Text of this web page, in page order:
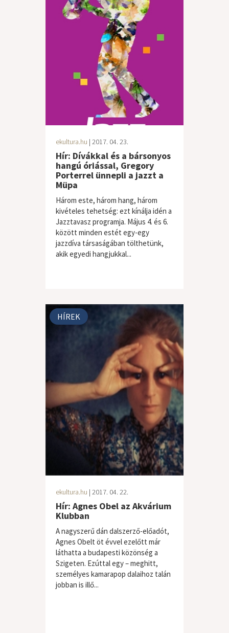
ekultura.hu | 2017. 04. 23.
Hír: Dívákkal és a bársonyos
hangú óriással, Gregory
Porterrel ünnepli a jazzt a
Müpa
Három este, három hang, három
kivételes tehetség: ezt kínálja idén a
Jazztavasz programja. Május 4. és 6.
között minden estét egy-egy
jazzdíva társaságában tölthetünk,
akik egyedi hangjukkal...
HÍREK
ekultura.hu | 2017. 04. 22.
Hír: Agnes Obel az Akvárium
Klubban
A nagyszerű dán dalszerző-előadót,
Agnes Obelt öt évvel ezelőtt már
láthatta a budapesti közönség a
Szigeten. Ezúttal egy – meghitt,
személyes kamarapop dalaihoz talán
jobban is illő...